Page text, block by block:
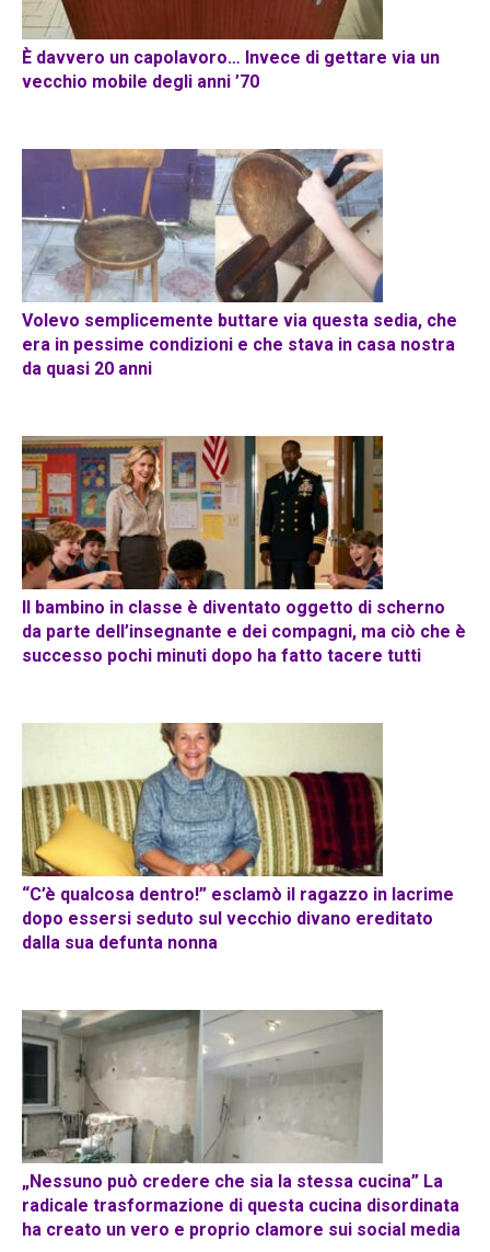
È davvero un capolavoro… Invece di gettare via un
vecchio mobile degli anni ’70
Volevo semplicemente buttare via questa sedia, che
era in pessime condizioni e che stava in casa nostra
da quasi 20 anni
Il bambino in classe è diventato oggetto di scherno
da parte dell’insegnante e dei compagni, ma ciò che è
successo pochi minuti dopo ha fatto tacere tutti
“C’è qualcosa dentro!” esclamò il ragazzo in lacrime
dopo essersi seduto sul vecchio divano ereditato
dalla sua defunta nonna
„Nessuno può credere che sia la stessa cucina” La
radicale trasformazione di questa cucina disordinata
ha creato un vero e proprio clamore sui social media